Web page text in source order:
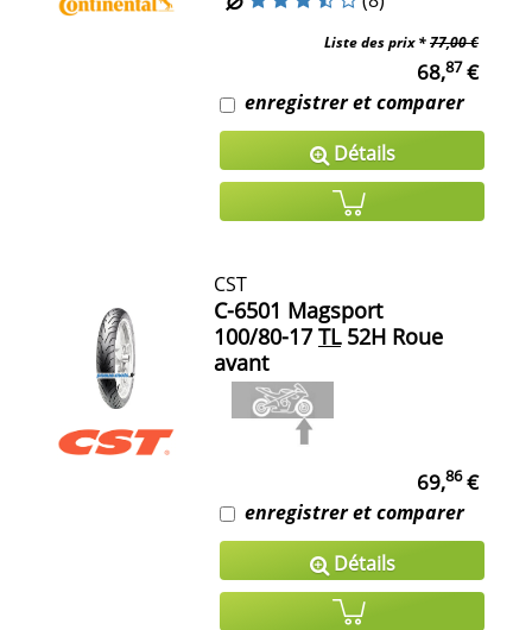
Liste des prix *77,00 €
68,87€
enregistrer et comparer
Détails
CST
C-6501 Magsport
100/80-17 TL52H Roue
avant
69,86€
enregistrer et comparer
Détails